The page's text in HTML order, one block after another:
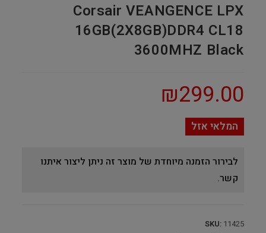
Corsair VEANGENCE LPX
16GB(2X8GB)DDR4 CL18
3600MHZ Black
₪299.00
המלאי אזל
לבירור הזמנה מיוחדת של מוצר זה ניתן ליצור איתנו
קשר.
SKU: 11425